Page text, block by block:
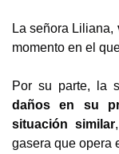
La señora Liliana,
momento en el
Por su parte, la
daños en su
situación similar
gasera que opera